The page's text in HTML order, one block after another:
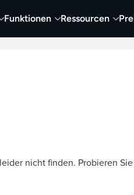
Funktionen Ressourcen
Aufnehmen Video
nicht finden. Probieren